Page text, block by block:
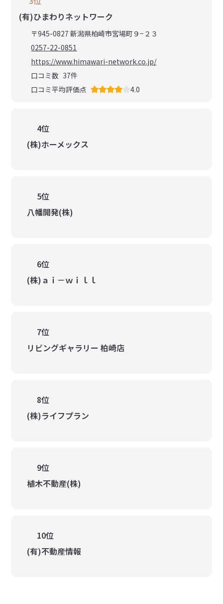
(有)ひまわりネットワーク
〒945-0827 新潟県柏崎市宮場町９−２３
0257-22-0851
https://www.himawari-network.co.jp/
口コミ数 37件
口コミ平均評価点
4.0
4位
(株)ホーメックス
5位
八幡開発(株)
6位
(株)ａｉ－ｗｉｌｌ
7位
リビングギャラリー 柏崎店
8位
(株)ライフプラン
9位
植木不動産(株)
10位
(有)不動産情報